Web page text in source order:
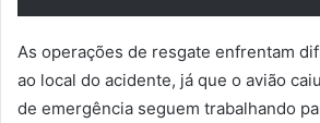
As operações de resgate enfrentam
ao local do acidente, já que o avião
de emergência seguem trabalhando